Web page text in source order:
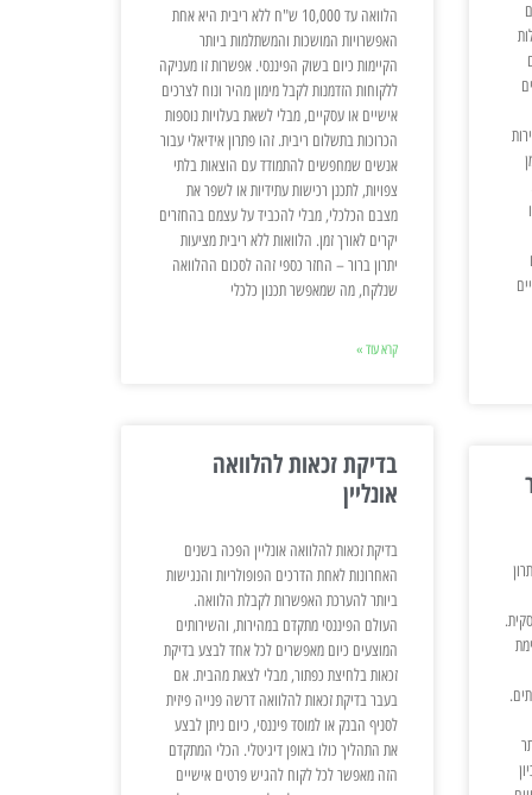
הלוואה עד 10,000 ש"ח ללא ריבית היא אחת
האפשרויות המושכות והמשתלמות ביותר
הקיימות כיום בשוק הפיננסי. אפשרות זו מעניקה
ללקוחות הזדמנות לקבל מימון מהיר ונוח לצרכים
אישיים או עסקיים, מבלי לשאת בעלויות נוספות
הכרוכות בתשלום ריבית. זהו פתרון אידיאלי עבור
אנשים שמחפשים להתמודד עם הוצאות בלתי
צפויות, לתכנן רכישות עתידיות או לשפר את
מצבם הכלכלי, מבלי להכביד על עצמם בהחזרים
יקרים לאורך זמן. הלוואות ללא ריבית מציעות
יתרון ברור – החזר כספי זהה לסכום ההלוואה
שנלקח, מה שמאפשר תכנון כלכלי
קרא עוד »
בדיקת זכאות להלוואה
אונליין
בדיקת זכאות להלוואה אונליין הפכה בשנים
האחרונות לאחת הדרכים הפופולריות והנגישות
ביותר להערכת האפשרות לקבלת הלוואה.
העולם הפיננסי מתקדם במהירות, והשירותים
המוצעים כיום מאפשרים לכל אחד לבצע בדיקת
זכאות בלחיצת כפתור, מבלי לצאת מהבית. אם
בעבר בדיקת זכאות להלוואה דרשה פנייה פיזית
לסניף הבנק או למוסד פיננסי, כיום ניתן לבצע
את התהליך כולו באופן דיגיטלי. הכלי המתקדם
הזה מאפשר לכל לקוח להגיש פרטים אישיים